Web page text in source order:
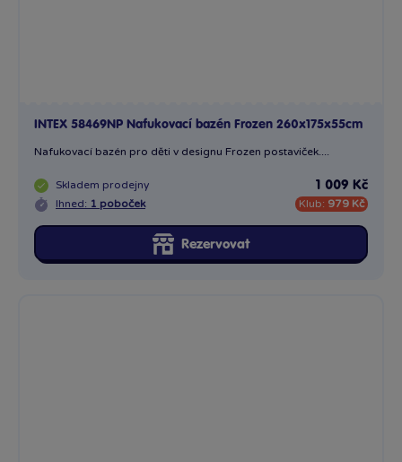
INTEX 58469NP Nafukovací bazén Frozen 260x175x55cm
Nafukovací bazén pro děti v designu Frozen postaviček....
Skladem prodejny
Ihned: 1 poboček
1 009 Kč
Klub: 979 Kč
Rezervovat